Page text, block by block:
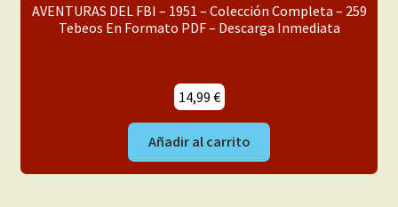
AVENTURAS DEL FBI – 1951 – Colección Completa – 259
Tebeos En Formato PDF – Descarga Inmediata
14,99 €
Añadir al carrito